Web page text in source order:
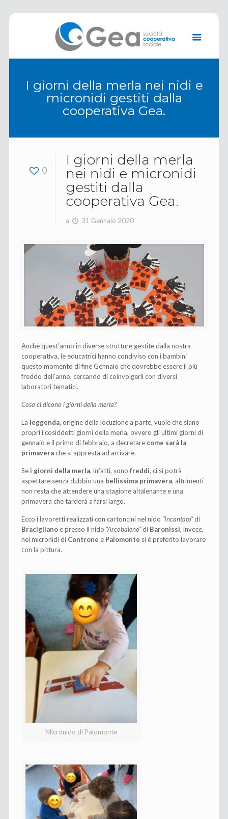
I giorni della merla nei nidi e
micronidi gestiti dalla
cooperativa Gea.
0
I giorni della merla
nei nidi e micronidi
gestiti dalla
cooperativa Gea.
a 31 Gennaio 2020
Anche quest’anno in diverse strutture gestite dalla nostra
cooperativa, le educatrici hanno condiviso con i bambini
questo momento di fine Gennaio che dovrebbe essere il più
freddo dell’anno, cercando di coinvolgerli con diversi
laboratori tematici.
Cosa ci dicono i giorni della merla?
La leggenda, origine della locuzione a parte, vuole che siano
propri i cosiddetti giorni della merla, ovvero gli ultimi giorni di
gennaio e il primo di febbraio, a decretare come sarà la
primaverache si appresta ad arrivare.
Se i giorni della merla, infatti, sonofreddi, ci si potrà
aspettare senza dubbio una bellissima primavera, altrimenti
non resta che attendere una stagione altalenante e una
primavera che tarderà a farsi largo.
Ecco i lavoretti realizzati con cartoncini nel nido “Incantato”di
Braciglianoe presso il nido “Arcobaleno”di Baronissi, invece,
nei micronidi di Controne e Palomonte si è preferito lavorare
con la pittura.
Micronido di Palomonte